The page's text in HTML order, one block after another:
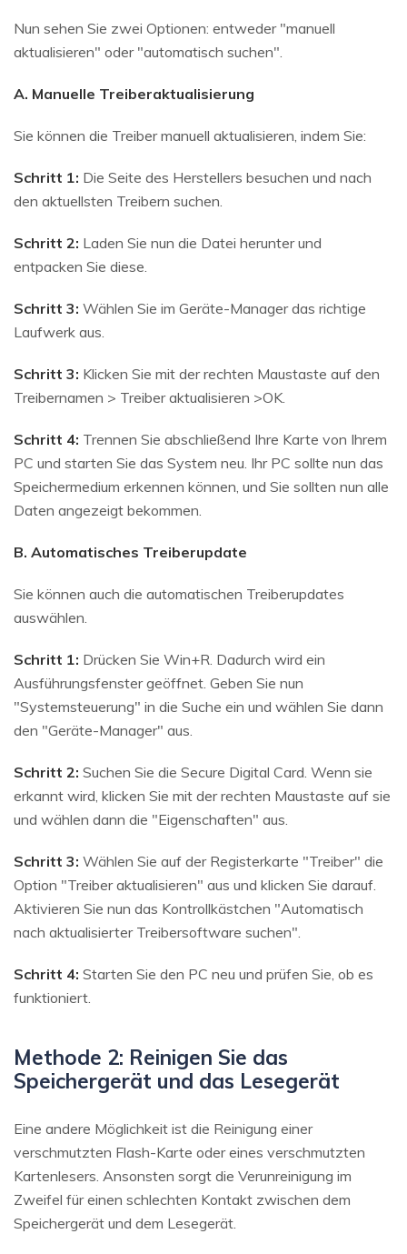
Nun sehen Sie zwei Optionen: entweder "manuell
aktualisieren" oder "automatisch suchen".
A. Manuelle Treiberaktualisierung
Sie können die Treiber manuell aktualisieren, indem Sie:
Schritt 1: Die Seite des Herstellers besuchen und nach
den aktuellsten Treibern suchen.
Schritt 2: Laden Sie nun die Datei herunter und
entpacken Sie diese.
Schritt 3: Wählen Sie im Geräte-Manager das richtige
Laufwerk aus.
Schritt 3: Klicken Sie mit der rechten Maustaste auf den
Treibernamen > Treiber aktualisieren >OK.
Schritt 4: Trennen Sie abschließend Ihre Karte von Ihrem
PC und starten Sie das System neu. Ihr PC sollte nun das
Speichermedium erkennen können, und Sie sollten nun alle
Daten angezeigt bekommen.
B. Automatisches Treiberupdate
Sie können auch die automatischen Treiberupdates
auswählen.
Schritt 1: Drücken Sie Win+R. Dadurch wird ein
Ausführungsfenster geöffnet. Geben Sie nun
"Systemsteuerung" in die Suche ein und wählen Sie dann
den "Geräte-Manager" aus.
Schritt 2: Suchen Sie die Secure Digital Card. Wenn sie
erkannt wird, klicken Sie mit der rechten Maustaste auf sie
und wählen dann die "Eigenschaften" aus.
Schritt 3: Wählen Sie auf der Registerkarte "Treiber" die
Option "Treiber aktualisieren" aus und klicken Sie darauf.
Aktivieren Sie nun das Kontrollkästchen "Automatisch
nach aktualisierter Treibersoftware suchen".
Schritt 4: Starten Sie den PC neu und prüfen Sie, ob es
funktioniert.
Methode 2: Reinigen Sie das
Speichergerät und das Lesegerät
Eine andere Möglichkeit ist die Reinigung einer
verschmutzten Flash-Karte oder eines verschmutzten
Kartenlesers. Ansonsten sorgt die Verunreinigung im
Zweifel für einen schlechten Kontakt zwischen dem
Speichergerät und dem Lesegerät.